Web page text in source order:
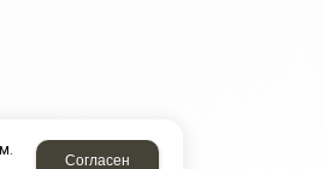
Согласен